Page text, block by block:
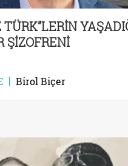
TÜRK”LERİN
ŞİZOFRENİ
Birol Biçer